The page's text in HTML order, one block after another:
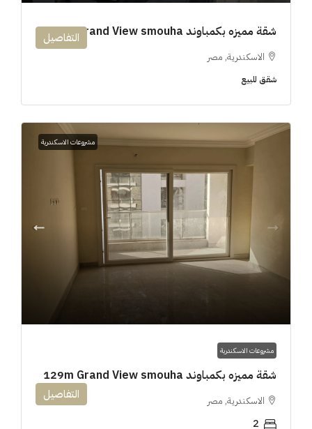
شقة مميزه بكمباوند 194m Grand View smouha
الاسكندرية, مصر
شقق للبيع
التفاصيل
مشروعات الاسكندرية
مشروعات الاسكندرية
شقة مميزه بكمباوند 129m Grand View smouha
الاسكندرية, مصر
2
التفاصيل